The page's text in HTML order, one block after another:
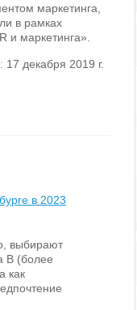
маркетинга,
в рамках
и маркетинга».
17 декабря 2019 г.
в 2023
выбирают
В (более
как